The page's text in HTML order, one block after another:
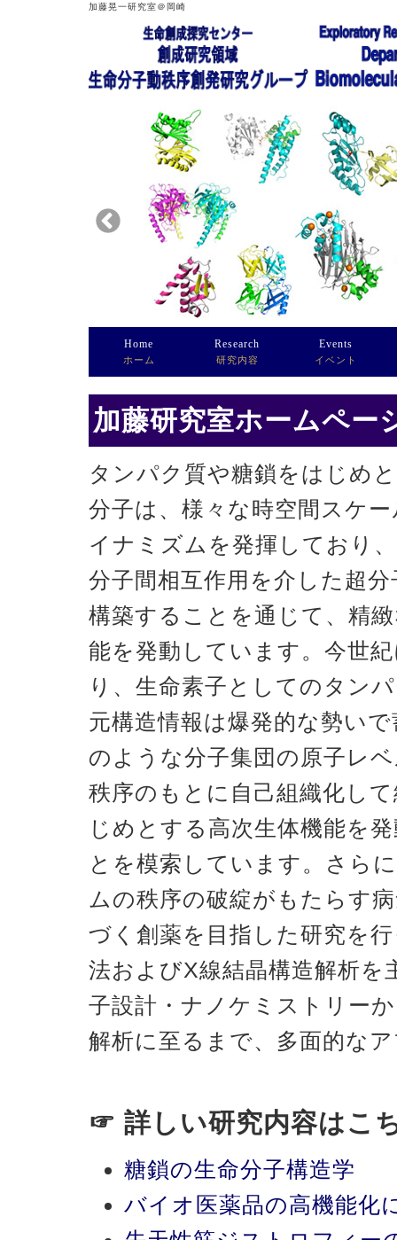
加藤晃一研究室＠岡崎
Home
ホーム
Research
研究内容
Events
イベント
加藤研究室ホームペー
タンパク質や糖鎖をはじめ
分子は、様々な時空間スケ
イナミズムを発揮しており
分子間相互作用を介した超
構築することを通じて、精
能を発動しています。今世
り、生命素子としてのタン
元構造情報は爆発的な勢い
のような分子集団の原子レ
秩序のもとに自己組織化し
じめとする高次生体機能を
とを模索しています。さら
ムの秩序の破綻がもたらす
づく創薬を目指した研究を
法およびX線結晶構造解析を
子設計・ナノケミストリー
解析に至るまで、多面的な
☞ 詳しい研究内容はこ
糖鎖の生命分子構造学
バイオ医薬品の高機能化